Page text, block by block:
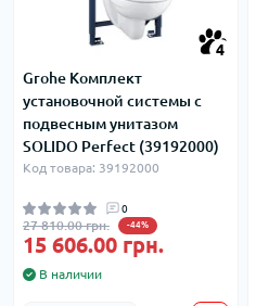
4
Grohe Комплект
установочной системы с
подвесным унитазом
SOLIDO Perfect (39192000)
Код товара: 39192000
0
27 810.00 грн. -44%
15 606.00 грн.
В наличии